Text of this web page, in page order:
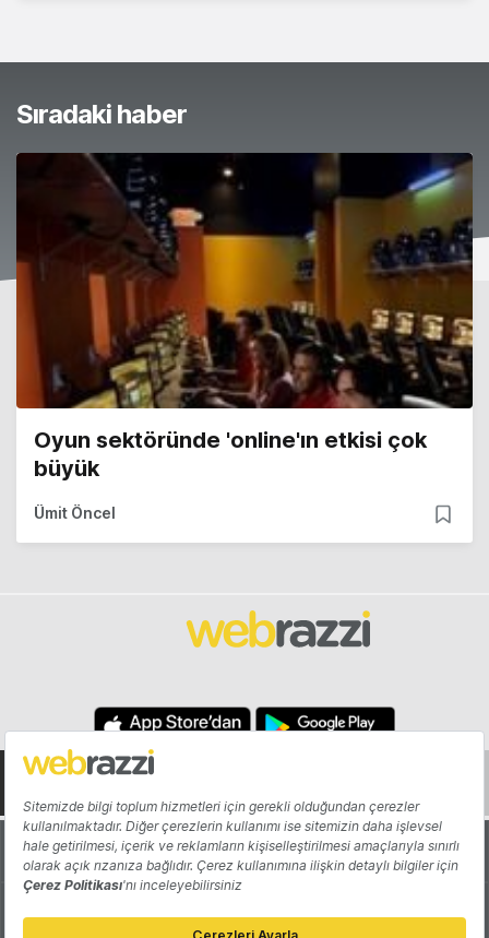
Sıradaki haber
Oyun sektöründe 'online'ın etkisi çok
büyük
Ümit Öncel
Hakkında Yazarlar
Katkıda Bulun Reklam